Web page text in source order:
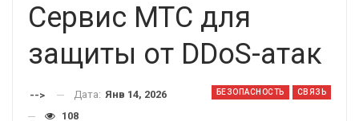
Сервис МТС для
защиты от DDoS-атак
БЕЗОПАСНОСТЬ СВЯЗЬ
--> Дата: Янв 14, 2026
108